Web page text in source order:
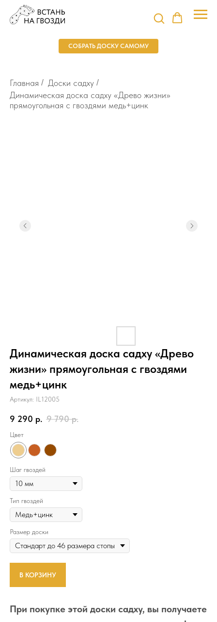
СОБРАТЬ ДОСКУ САМОМУ
Главная / Доски садху /
Динамическая доска садху «Древо жизни»
прямоугольная с гвоздями медь+цинк
Динамическая доска садху «Древо
жизни» прямоугольная с гвоздями
медь+цинк
Артикул: IL12005
9 290 р. 9 790 р.
Цвет
Шаг гвоздей
Тип гвоздей
Размер доски
В КОРЗИНУ
При покупке этой доски садху, вы получаете